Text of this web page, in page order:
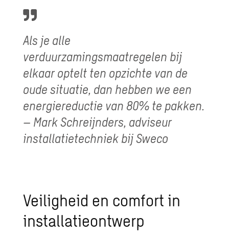
Als je alle
verduurzamingsmaatregelen bij
elkaar optelt ten opzichte van de
oude situatie, dan hebben we een
energiereductie van 80% te pakken.
– Mark Schreijnders, adviseur
installatietechniek bij Sweco
Veiligheid en comfort in
installatieontwerp